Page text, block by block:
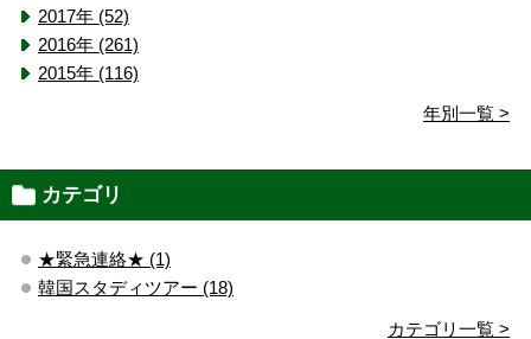
2017年 (52)
2016年 (261)
2015年 (116)
年別一覧 >
カテゴリ
★緊急連絡★ (1)
韓国スタディツアー (18)
カテゴリ一覧 >